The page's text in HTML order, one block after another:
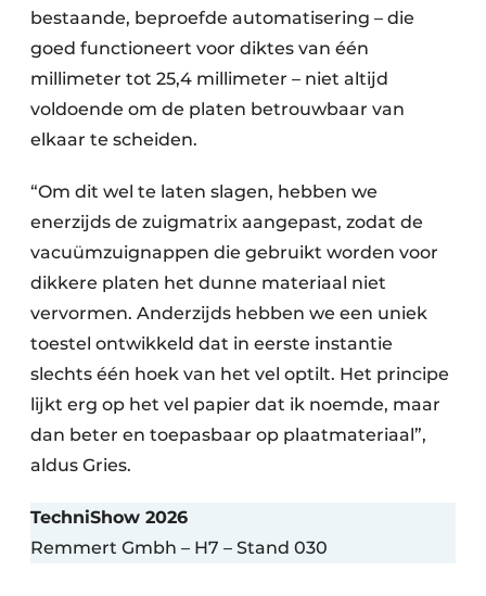
bestaande, beproefde automatisering – die
goed functioneert voor diktes van één
millimeter tot 25,4 millimeter – niet altijd
voldoende om de platen betrouwbaar van
elkaar te scheiden.
“Om dit wel te laten slagen, hebben we
enerzijds de zuigmatrix aangepast, zodat de
vacuümzuignappen die gebruikt worden voor
dikkere platen het dunne materiaal niet
vervormen. Anderzijds hebben we een uniek
toestel ontwikkeld dat in eerste instantie
slechts één hoek van het vel optilt. Het principe
lijkt erg op het vel papier dat ik noemde, maar
dan beter en toepasbaar op plaatmateriaal”,
aldus Gries.
TechniShow 2026
Remmert Gmbh – H7 – Stand 030